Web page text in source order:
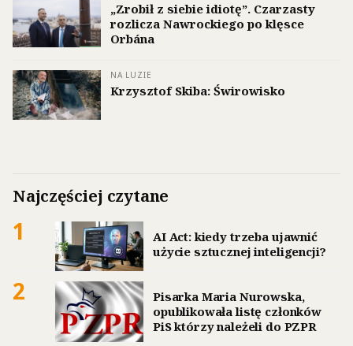
„Zrobił z siebie idiotę”. Czarzasty
rozlicza Nawrockiego po klęsce
Orbána
NA LUZIE
Krzysztof Skiba: Świrowisko
Najczęściej czytane
1
AI Act: kiedy trzeba ujawnić
użycie sztucznej inteligencji?
2
Pisarka Maria Nurowska,
opublikowała listę członków
PiS którzy należeli do PZPR